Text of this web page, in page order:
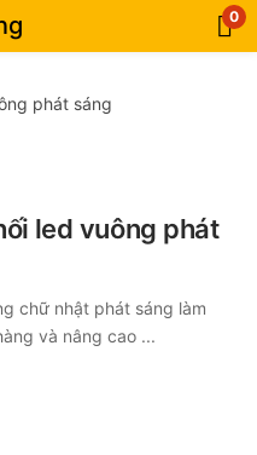
0
led vuông phát
chữ nhật phát sáng làm
và nâng cao ...